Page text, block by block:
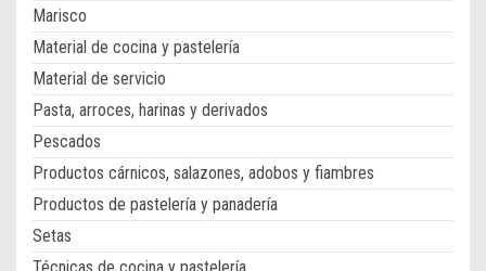
Marisco
Material de cocina y pastelería
Material de servicio
Pasta, arroces, harinas y derivados
Pescados
Productos cárnicos, salazones, adobos y fiambres
Productos de pastelería y panadería
Setas